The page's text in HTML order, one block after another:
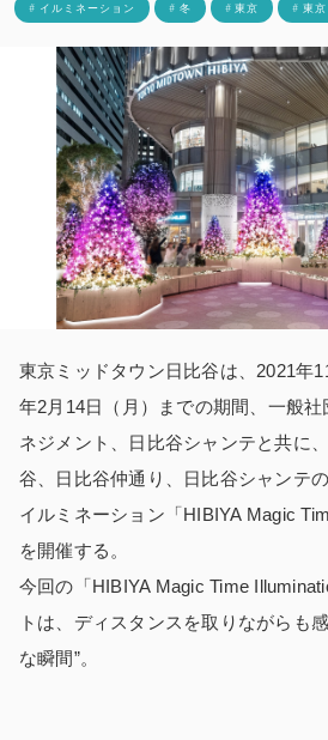
# イルミネーション # 冬 # 東京 # 東
東京ミッドタウン日比谷は、2021年
年2月14日（月）までの期間、一般
ネジメント、日比谷シャンテと共に
谷、日比谷仲通り、日比谷シャンテ
イルミネーション「HIBIYA Magic
を開催する。
今回の「HIBIYA Magic Time
トは、ディスタンスを取りながらも
な瞬間”。